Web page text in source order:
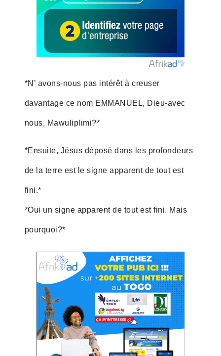
*N’ avons-nous pas intérêt à creuser
davantage ce nom EMMANUEL, Dieu-avec
nous, Mawuliplimi?*
*Ensuite, Jésus déposé dans les profondeurs
de la terre est le signe apparent de tout est
fini.*
*Oui un signe apparent de tout est fini. Mais
pourquoi?*